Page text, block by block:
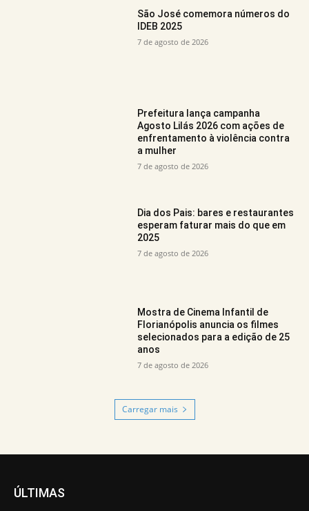
São José comemora números do
IDEB 2025
7 de agosto de 2026
Prefeitura lança campanha
Agosto Lilás 2026 com ações de
enfrentamento à violência contra
a mulher
7 de agosto de 2026
Dia dos Pais: bares e restaurantes
esperam faturar mais do que em
2025
7 de agosto de 2026
Mostra de Cinema Infantil de
Florianópolis anuncia os filmes
selecionados para a edição de 25
anos
7 de agosto de 2026
Carregar mais
ÚLTIMAS